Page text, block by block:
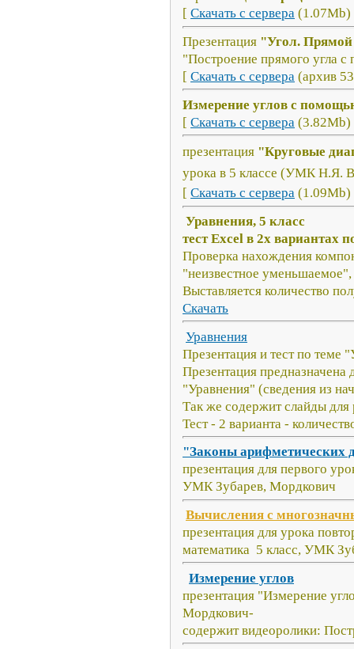
[ Скачать с сервера (1.07Mb)
Презентация "Угол.
"Построение прямого угла
[ Скачать с сервера (архив
Измерение углов с
[ Скачать с сервера (3.82Mb)
презентация "Круговые
урока в 5 классе (УМК Н.Я.
[ Скачать с сервера (1.09Mb)
Уравнения, 5 класс
тест Excel в 2х вариантах
Проверка нахождения
"неизвестное
Выставляется количество
Скачать
Уравнения
Презентация и тест по теме
Презентация предназначена
"Уравнения" (сведения из
Так же содержит слайды для
Тест - 2 варианта -
"Законы арифметических
презентация для первого
УМК Зубарев, Мордкович
Вычисления с
презентация для урока
математика 5 класс, УМК
Измерение углов
презентация "Измерение
Мордкович-
содержит видеоролики: